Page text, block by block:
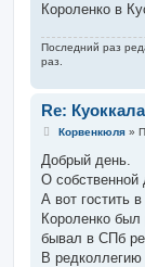
и
Короленко в
Последний раз
раз.
Re:
С
о
щ
е
и
е
Корвенкюля»
Добрый день.
О собственной
А вот гостить
Короленко был
бывал в СПб
В